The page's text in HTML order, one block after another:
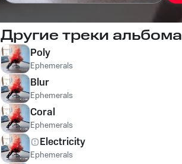
Другие треки альбома
Poly
Ephemerals
Blur
Ephemerals
Coral
Ephemerals
Electricity
Ephemerals